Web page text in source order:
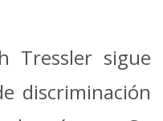
Tressler sigue
discriminación